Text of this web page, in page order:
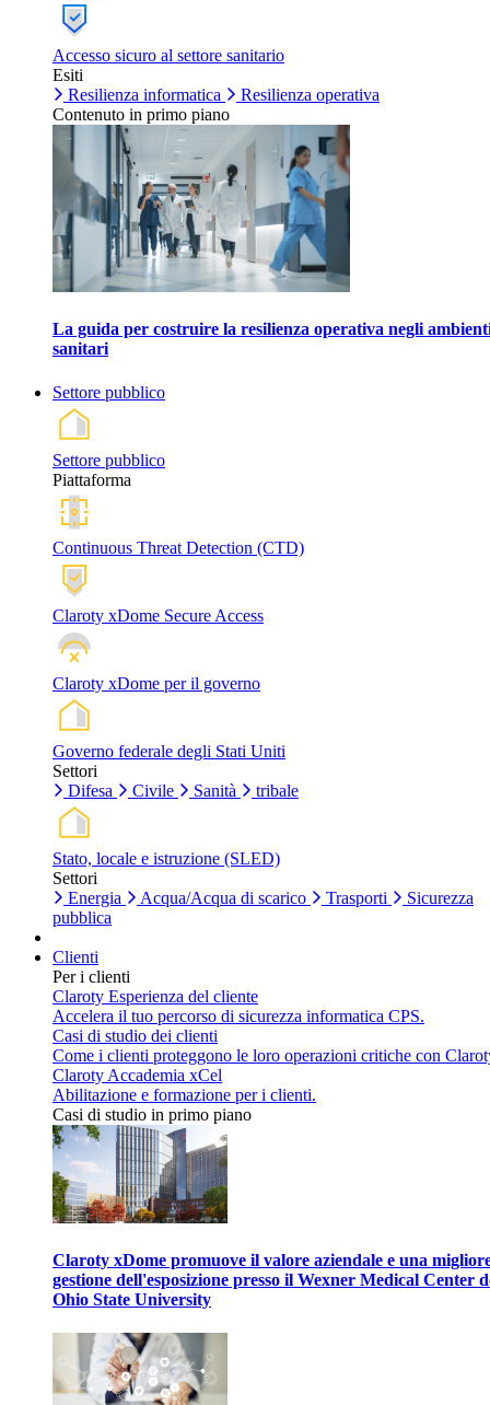
Accesso sicuro al settore sanitario
Esiti
Resilienza informatica
Resilienza operativa
Contenuto in primo piano
La guida per costruire la resilienza operativa negli
sanitari
Settore pubblico
Settore pubblico
Piattaforma
Continuous Threat Detection (CTD)
Claroty xDome Secure Access
Claroty xDome per il governo
Governo federale degli Stati Uniti
Settori
Difesa
Civile Sanità tribale
Stato, locale e istruzione (SLED)
Settori
Energia
Acqua/Acqua di scarico Trasporti
Sicurezza
pubblica
Clienti
Per i clienti
Claroty Esperienza del cliente
Accelera il tuo percorso di sicurezza informatica CPS.
Casi di studio dei clienti
Come i clienti proteggono le loro operazioni critiche con
Claroty Accademia xCel
Abilitazione e formazione per i clienti.
Casi di studio in primo piano
Claroty xDome promuove il valore aziendale e una
gestione dell'esposizione presso il Wexner Medical Center
Ohio State University